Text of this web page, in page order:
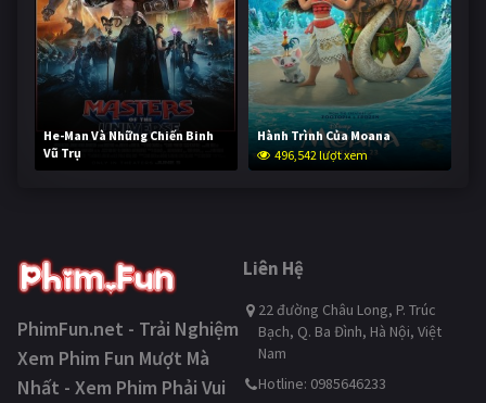
He-Man Và Những Chiến Binh
Vũ Trụ
245,605 lượt xem
Hành Trình Của Moana
496,542 lượt xem
PhimFun.net - Trải Nghiệm
Xem Phim Fun Mượt Mà
Nhất - Xem Phim Phải Vui
Liên Hệ
22 đường Châu Long, P. Trúc
Bạch, Q. Ba Đình, Hà Nội, Việt
Nam
Hotline: 0985646233